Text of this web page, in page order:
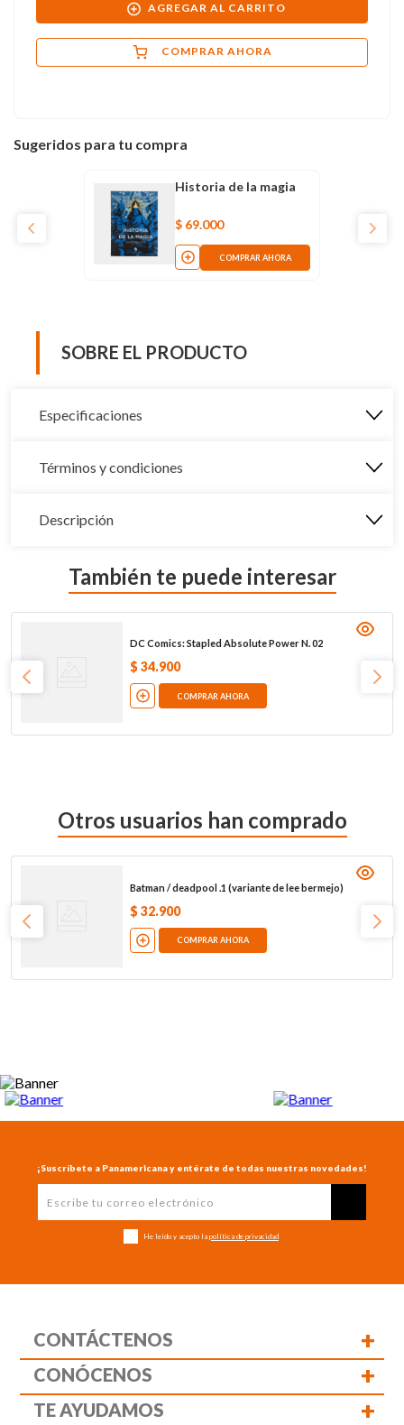
AGREGAR AL CARRITO
COMPRAR AHORA
Sugeridos para tu compra
Historia de la magia
$ 69.000
COMPRAR AHORA
SOBRE EL PRODUCTO
Especificaciones
Términos y condiciones
Descripción
También te puede interesar
DC Comics: Stapled Absolute Power N. 02
$ 34.900
COMPRAR AHORA
Otros usuarios han comprado
Batman / deadpool .1 (variante de lee bermejo)
$ 32.900
COMPRAR AHORA
¡Suscríbete a Panamericana y entérate de todas nuestras novedades!
He leído y acepto la política de privacidad
CONTÁCTENOS +
CONÓCENOS +
TE AYUDAMOS +